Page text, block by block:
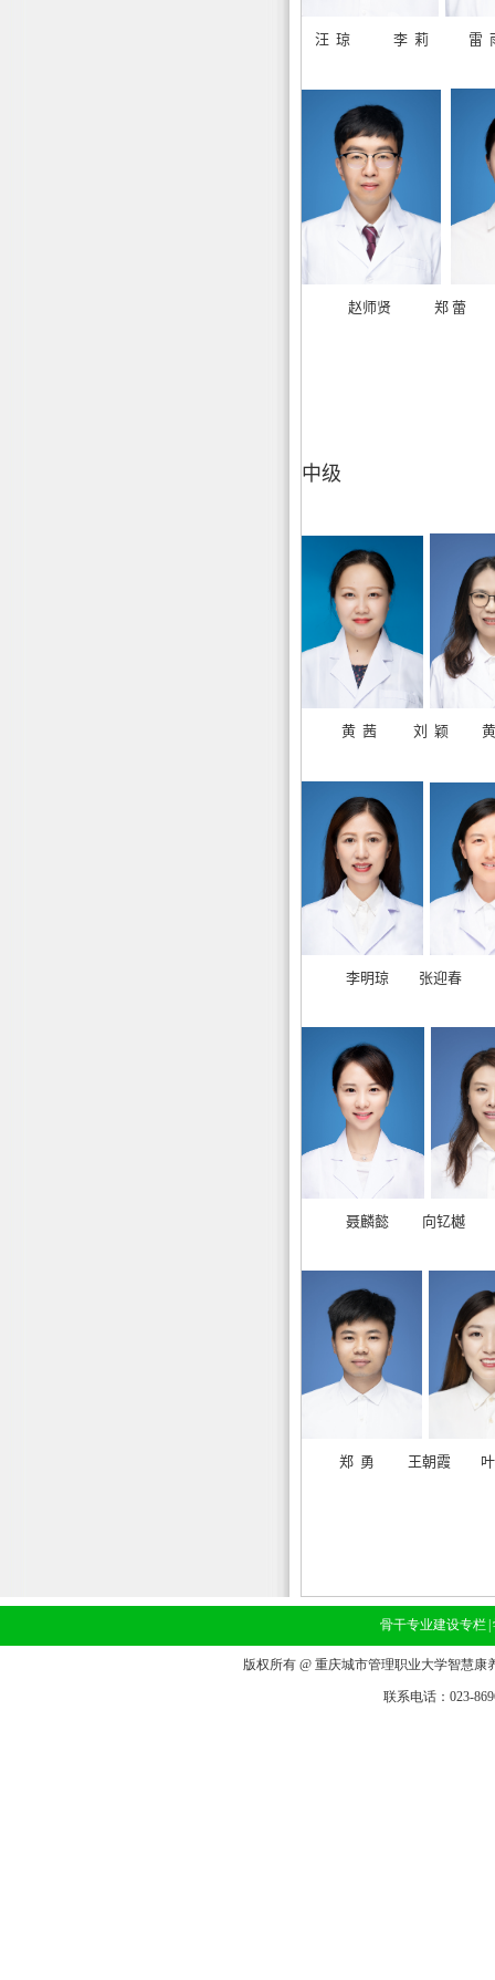
汪 琼 李 莉 雷
赵师贤 郑 蕾
中级
黄 茜 刘 颖
李明琼 张迎
聂麟懿 向钇樾
郑 勇 王朝霞
骨干专业建设专栏
版权所有 @ 重庆城市管理职业大学智慧
联系电话：023-